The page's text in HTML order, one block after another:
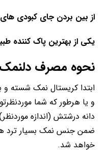
از بین بردن جای کبودی
یکی از بهترین پاک کننده
نحوه مصرف
ابتدا کریستال نمک شسته
و یا هرطور که شما
دانه درشتش (اندازه
ضمن جنس نمک بسیار ترد
خواهد شد.